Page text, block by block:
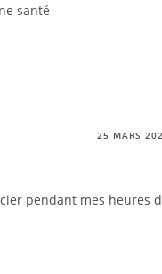
santé
25 MARS
pendant mes heures